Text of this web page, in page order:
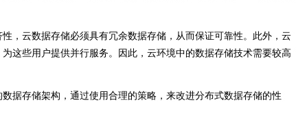
，云数据存储必须具有冗余数据存储，从而保证可靠性。此外，云
这些用户提供并行服务。因此，云环境中的数据存储技术需要较高
据存储架构，通过使用合理的策略，来改进分布式数据存储的性